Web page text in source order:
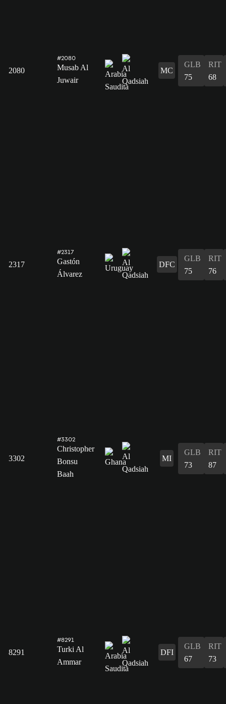
2080
#2080
Musab Al
Juwair
MC
GLB
75
RIT
68
2317
#2317
Gastón
Álvarez
DFC
GLB
75
RIT
76
3302
#3302
Christopher
Bonsu
Baah
MI
GLB
73
RIT
87
8291
#8291
Turki Al
Ammar
DFI
GLB
67
RIT
73